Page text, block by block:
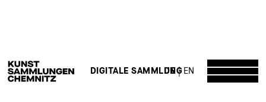
DE EN
DIGITALE SAMMLUNG